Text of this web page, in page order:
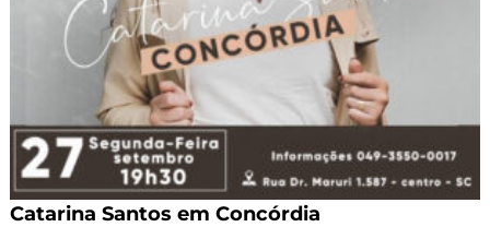
Catarina Santos em Concórdia